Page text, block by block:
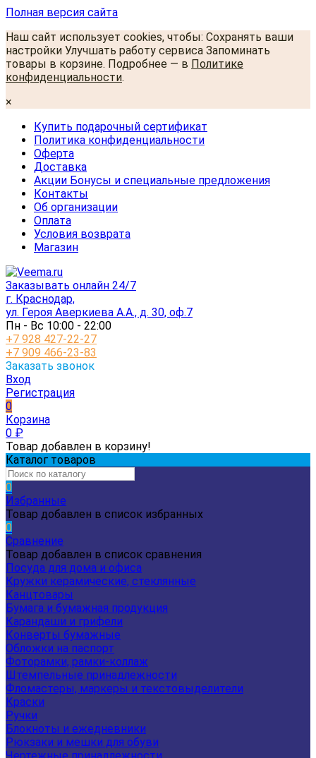
Полная версия сайта
Наш сайт использует cookies, чтобы: Сохранять ваши
настройки Улучшать работу сервиса Запоминать
товары в корзине. Подробнее — в Политике
конфиденциальности.
×
Купить подарочный сертификат
Политика конфиденциальности
Оферта
Доставка
Акции Бонусы и специальные предложения
Контакты
Об организации
Оплата
Условия возврата
Магазин
Заказывать онлайн 24/7
г. Краснодар,
ул. Героя Аверкиева А.А., д. 30, оф.7
Пн - Вс 10:00 - 22:00
+7 928 427-22-27
+7 909 466-23-83
Заказать звонок
Вход
Регистрация
0
Корзина
0 ₽
Товар добавлен в корзину!
Каталог товаров
0
Избранные
Товар добавлен в список избранных
0
Сравнение
Товар добавлен в список сравнения
Посуда для дома и офиса
Кружки керамические, стеклянные
Канцтовары
Бумага и бумажная продукция
Карандаши и грифели
Конверты бумажные
Обложки на паспорт
Фоторамки, рамки-коллаж
Штемпельные принадлежности
Фломастеры, маркеры и текстовыделители
Краски
Ручки
Блокноты и ежедневники
Рюкзаки и мешки для обуви